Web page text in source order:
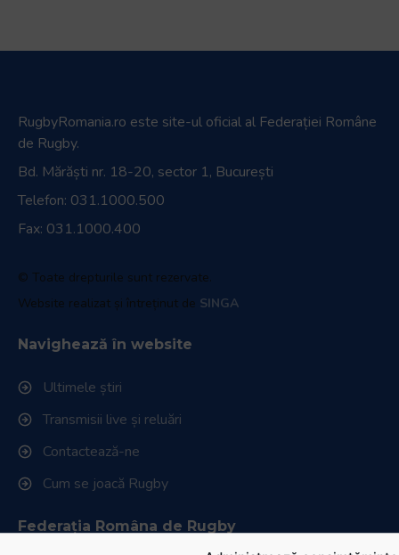
RugbyRomania.ro este site-ul oficial al Federației Române
de Rugby.
Bd. Mărăști nr. 18-20, sector 1, București
Telefon: 031.1000.500
Fax: 031.1000.400
© Toate drepturile sunt rezervate.
Website realizat și întreținut de SINGA
Navighează în website
Ultimele știri
Transmisii live și reluări
Contactează-ne
Cum se joacă Rugby
Federația Româna de Rugby